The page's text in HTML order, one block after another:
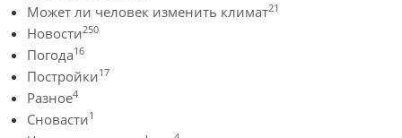
Может ли человек изменить климат21
Новости250
Погода16
Постройки17
Разное4
Сновасти1